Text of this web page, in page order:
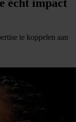
écht impact
te koppelen aan